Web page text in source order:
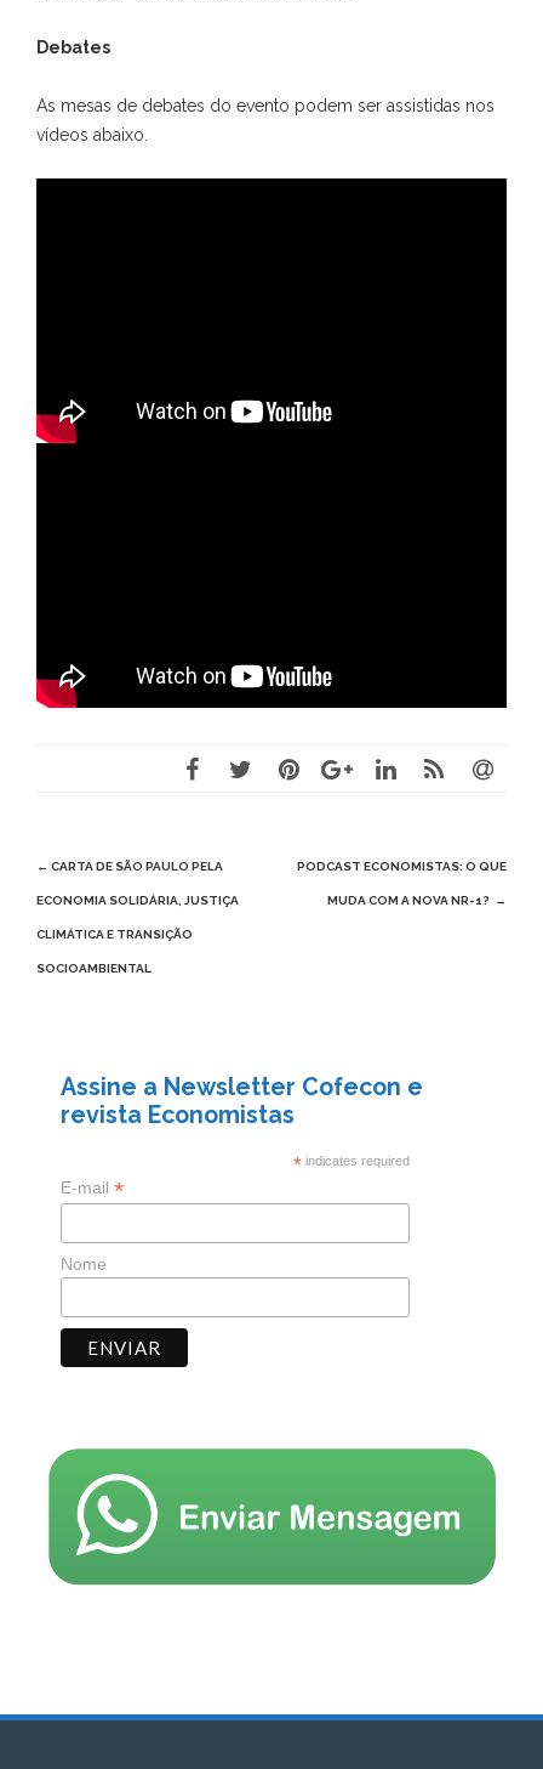
Debates
As mesas de debates do evento podem ser assistidas nos
vídeos abaixo.
Post
navigation
← CARTA DE SÃO PAULO PELA
ECONOMIA SOLIDÁRIA, JUSTIÇA
CLIMÁTICA E TRANSIÇÃO
SOCIOAMBIENTAL
PODCAST ECONOMISTAS: O QUE
MUDA COM A NOVA NR-1? →
Assine a Newsletter Cofecon e
revista Economistas
* indicates required
E-mail *
Nome